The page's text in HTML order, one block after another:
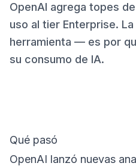
OpenAI agrega topes
uso al tier Enterprise.
herramienta — es por
su consumo de IA.
Qué pasó
OpenAI lanzó nuevas